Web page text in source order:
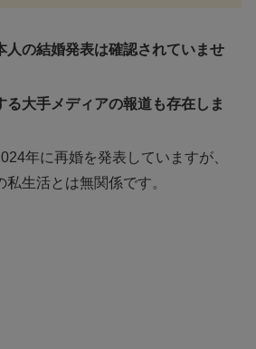
人の結婚発表は確認されていませ
る大手メディアの報道も存在しま
年に再婚を発表していますが、
私生活とは無関係です。